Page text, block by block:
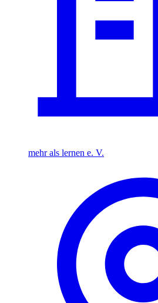
mehr als lernen e. V.